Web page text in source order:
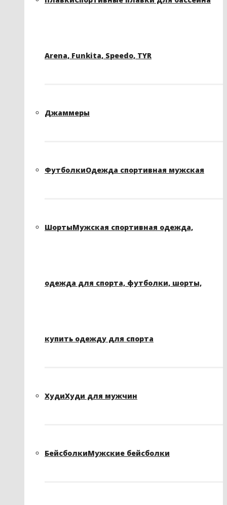
Arena, Funkita, Speedo, TYR
Джаммеры
ФутболкиОдежда спортивная мужская
ШортыМужская спортивная одежда,
одежда для спорта, футболки, шорты,
купить одежду для спорта
ХудиХуди для мужчин
БейсболкиМужские бейсболки